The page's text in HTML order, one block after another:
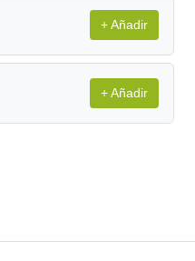
+ Añadir
+ Añadir